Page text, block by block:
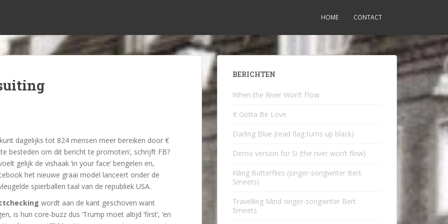
HOME CONTACT
kunt dagelijks tot 824 mensen meer bereiken door €
besteden om dit bericht te promoten’, schrijft FB?
gelijk de vishaak ‘in your face’ bengelen en,
het nieuwe graai model lanceert onder de
spierballen taal van de republiek USA.
wordt aan de kant geschoven want
is hun core-buzz dus ‘Trump moet altijd ‘first’, ‘en
BERICHTEN
When the River Won’t Flow
It Gotta Be Love
Darling Blue (read flag turns up black)
Demo version for Si (the river won’t flow)
Kiling Butterflies (singer-songwriter Bert
Smeets)
Travelling Mind singer-songwriter Bert
Smeets